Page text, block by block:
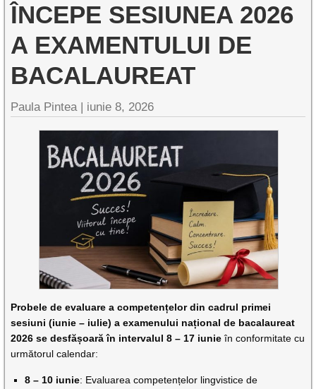
ÎNCEPE SESIUNEA 2026
A EXAMENTULUI DE
BACALAUREAT
Paula Pintea | iunie 8, 2026
Probele de evaluare a competențelor din cadrul primei
sesiuni (iunie – iulie) a examenului național de bacalaureat
2026 se desfășoarăîn intervalul 8 – 17 iunieîn conformitate cu
următorul calendar:
8 – 10 iunie: Evaluarea competențelor lingvistice de